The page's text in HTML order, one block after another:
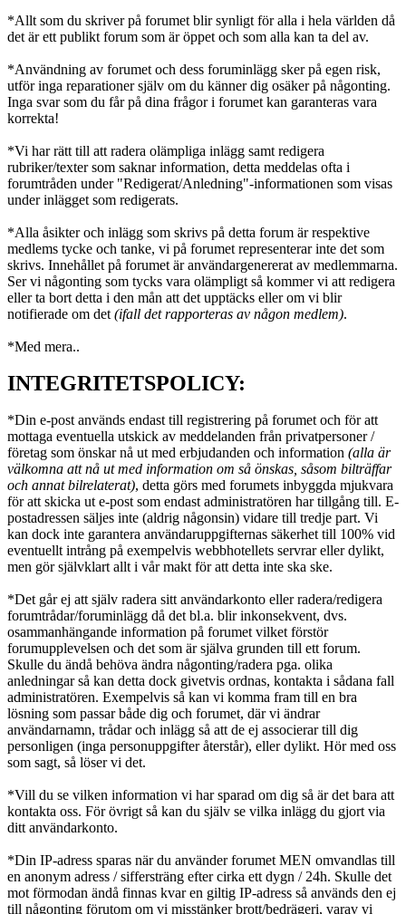
*Allt som du skriver på forumet blir synligt för alla i hela världen då
det är ett publikt forum som är öppet och som alla kan ta del av.
*Användning av forumet och dess foruminlägg sker på egen risk,
utför inga reparationer själv om du känner dig osäker på någonting.
Inga svar som du får på dina frågor i forumet kan garanteras vara
korrekta!
*Vi har rätt till att radera olämpliga inlägg samt redigera
rubriker/texter som saknar information, detta meddelas ofta i
forumtråden under "Redigerat/Anledning"-informationen som visas
under inlägget som redigerats.
*Alla åsikter och inlägg som skrivs på detta forum är respektive
medlems tycke och tanke, vi på forumet representerar inte det som
skrivs. Innehållet på forumet är användargenererat av medlemmarna.
Ser vi någonting som tycks vara olämpligt så kommer vi att redigera
eller ta bort detta i den mån att det upptäcks eller om vi blir
notifierade om det (ifall det rapporteras av någon medlem).
*Med mera..
INTEGRITETSPOLICY:
*Din e-post används endast till registrering på forumet och för att
mottaga eventuella utskick av meddelanden från privatpersoner /
företag som önskar nå ut med erbjudanden och information (alla är
välkomna att nå ut med information om så önskas, såsom bilträffar
och annat bilrelaterat), detta görs med forumets inbyggda mjukvara
för att skicka ut e-post som endast administratören har tillgång till. E-
postadressen säljes inte (aldrig någonsin) vidare till tredje part. Vi
kan dock inte garantera användaruppgifternas säkerhet till 100% vid
eventuellt intrång på exempelvis webbhotellets servrar eller dylikt,
men gör självklart allt i vår makt för att detta inte ska ske.
*Det går ej att själv radera sitt användarkonto eller radera/redigera
forumtrådar/foruminlägg då det bl.a. blir inkonsekvent, dvs.
osammanhängande information på forumet vilket förstör
forumupplevelsen och det som är själva grunden till ett forum.
Skulle du ändå behöva ändra någonting/radera pga. olika
anledningar så kan detta dock givetvis ordnas, kontakta i sådana fall
administratören. Exempelvis så kan vi komma fram till en bra
lösning som passar både dig och forumet, där vi ändrar
användarnamn, trådar och inlägg så att de ej associerar till dig
personligen (inga personuppgifter återstår), eller dylikt. Hör med oss
som sagt, så löser vi det.
*Vill du se vilken information vi har sparad om dig så är det bara att
kontakta oss. För övrigt så kan du själv se vilka inlägg du gjort via
ditt användarkonto.
*Din IP-adress sparas när du använder forumet MEN omvandlas till
en anonym adress / siffersträng efter cirka ett dygn / 24h. Skulle det
mot förmodan ändå finnas kvar en giltig IP-adress så används den ej
till någonting förutom om vi misstänker brott/bedrägeri, varav vi